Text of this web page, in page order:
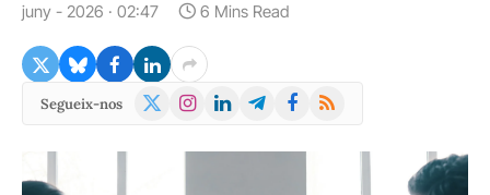
juny - 2026 · 02:47
6 Mins Read
Segueix-nos
X
Instagram
LinkedInTelegramFacebook
RSS